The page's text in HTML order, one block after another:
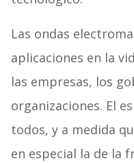
Las ondas
aplicaciones en la
las empresas, los
organizaciones. El
todos, y a medida
en especial la de la